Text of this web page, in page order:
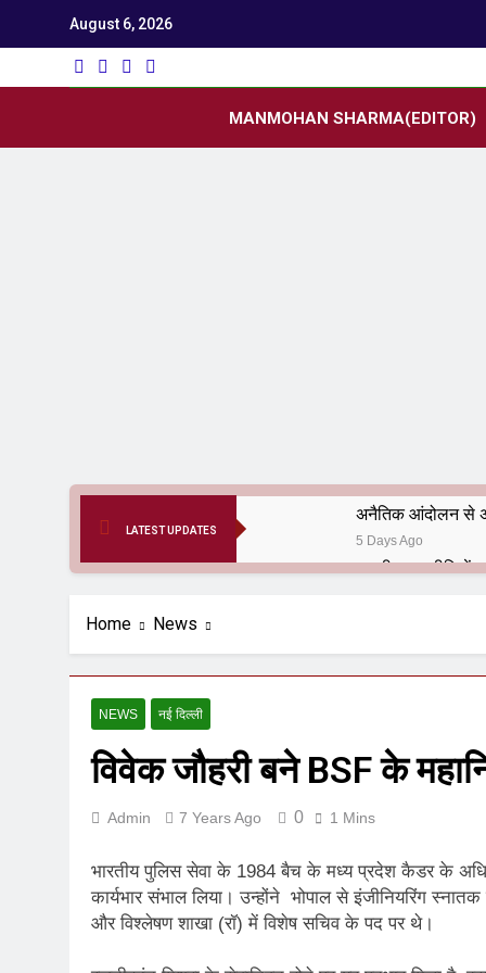
August 6, 2026
MANMOHAN SHARMA(EDITOR)
LATEST UPDATES
अनैतिक आंदोलन से
5 Days Ago
हरियाणा सरकार के
1 Year Ago
पाकिस्तान और PoK
1 Year Ago
श्री चौरासिया
1 Year Ago
धरती पर लौटीं
1 Year Ago
Home News
NEWS नई दिल्ली
विवेक जौहरी बने BSF के
Admin 7 Years Ago 0 1 Mins
भारतीय पुलिस सेवा के 1984 बैच के मध्य प्रदेश कैडर के
कार्यभार संभाल लिया। उन्होंने भोपाल से इंजीनियरिंग
और विश्लेषण शाखा (रॉ) में विशेष सचिव के पद पर थे।